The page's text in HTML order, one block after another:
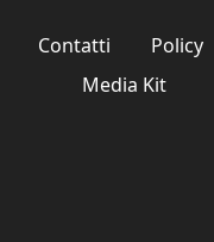
Contatti Policy
Media Kit